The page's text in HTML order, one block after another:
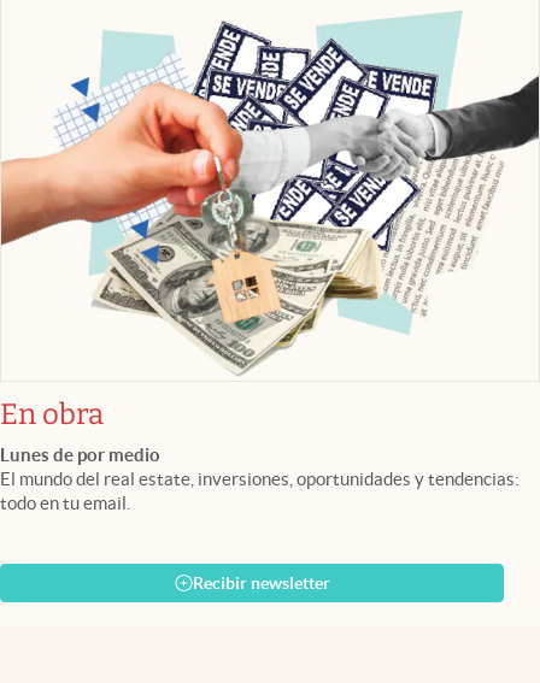
En obra
Lunes de por medio
El mundo del real estate, inversiones, oportunidades y tendencias:
todo en tu email.
Recibir newsletter